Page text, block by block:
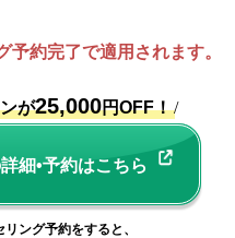
約完了で適用されます。
が25,000円OFF！/
細•予約はこちら
ング予約をすると、